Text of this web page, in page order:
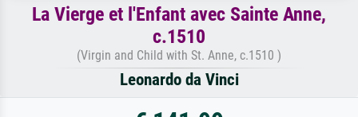
La Vierge et l'Enfant avec Sainte Anne,
c.1510
(Virgin and Child with St. Anne, c.1510 )
Leonardo da Vinci